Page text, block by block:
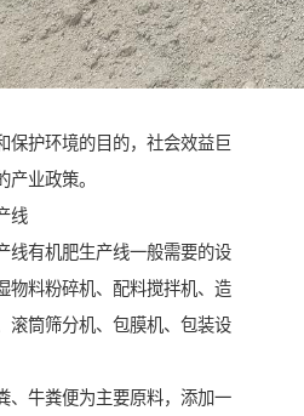
保护环境的目的，社会效益巨
业政策。
线
线有机肥生产线一般需要的设
物料粉碎机、配料搅拌机、造
滚筒筛分机、包膜机、包装设
、牛粪便为主要原料，添加一